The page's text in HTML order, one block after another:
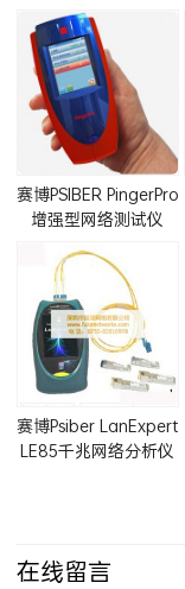
赛博PSIBER PingerPro
增强型网络测试仪
赛博Psiber LanExpert
LE85千兆网络分析仪
在线留言